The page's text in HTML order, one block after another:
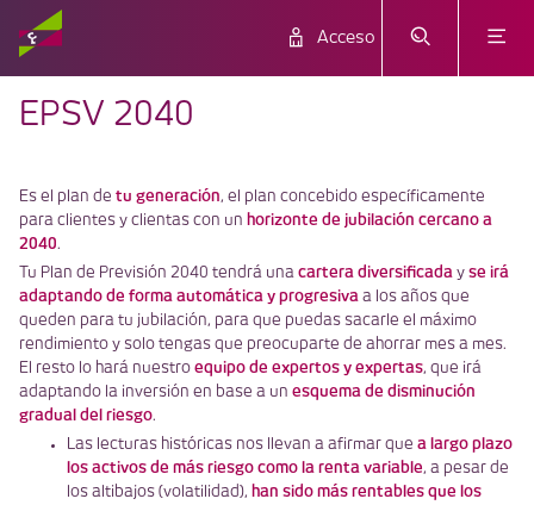
Acceso
EPSV 2040
Es el plan de tu generación, el plan concebido específicamente
para clientes y clientas con un horizonte de jubilación cercano a
2040.
Tu Plan de Previsión 2040 tendrá una cartera diversificada y se irá
adaptando de forma automática y progresiva a los años que
queden para tu jubilación, para que puedas sacarle el máximo
rendimiento y solo tengas que preocuparte de ahorrar mes a mes.
El resto lo hará nuestro equipo de expertos y expertas, que irá
adaptando la inversión en base a un esquema de disminución
gradual del riesgo.
Las lecturas históricas nos llevan a afirmar que a largo plazo
los activos de más riesgo como la renta variable, a pesar de
los altibajos (volatilidad), han sido más rentables que los